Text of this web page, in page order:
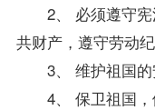
2、 必须遵守宪
共财产，遵守劳动
3、 维护祖国的
4、 保卫祖国，